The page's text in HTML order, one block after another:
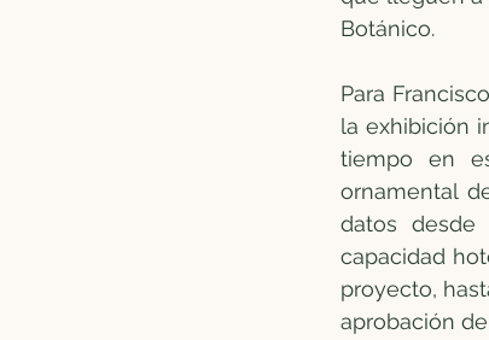
Botánico.
Para
la exhibición
tiempo en
ornamental
datos
capacidad
proyecto,
aprobación